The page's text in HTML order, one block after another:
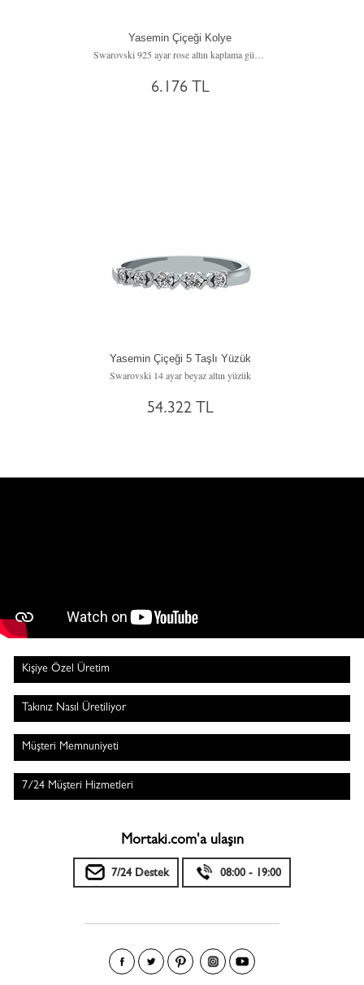
Yasemin Çiçeği Kolye
6.176 TL
Yasemin Çiçeği 5 Taşlı Yüzük
Swarovski 14 ayar beyaz altın yüzük
54.322 TL
Kişiye Özel Üretim
Takınız Nasıl Üretiliyor
Müşteri Memnuniyeti
7/24 Müşteri Hizmetleri
Mortaki.com'a ulaşın
7/24 Destek 08:00 - 19:00